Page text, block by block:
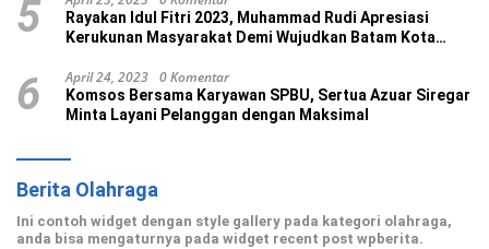
5
Rayakan Idul Fitri 2023, Muhammad Rudi Apresiasi
Kerukunan Masyarakat Demi Wujudkan Batam Kota
6 April 24, 2023 0 Komentar
Komsos Bersama Karyawan SPBU, Sertua Azuar Siregar
Minta Layani Pelanggan dengan Maksimal
Berita Olahraga
Ini contoh widget dengan style gallery pada kategori olahraga,
anda bisa mengaturnya pada widget recent post wpberita.